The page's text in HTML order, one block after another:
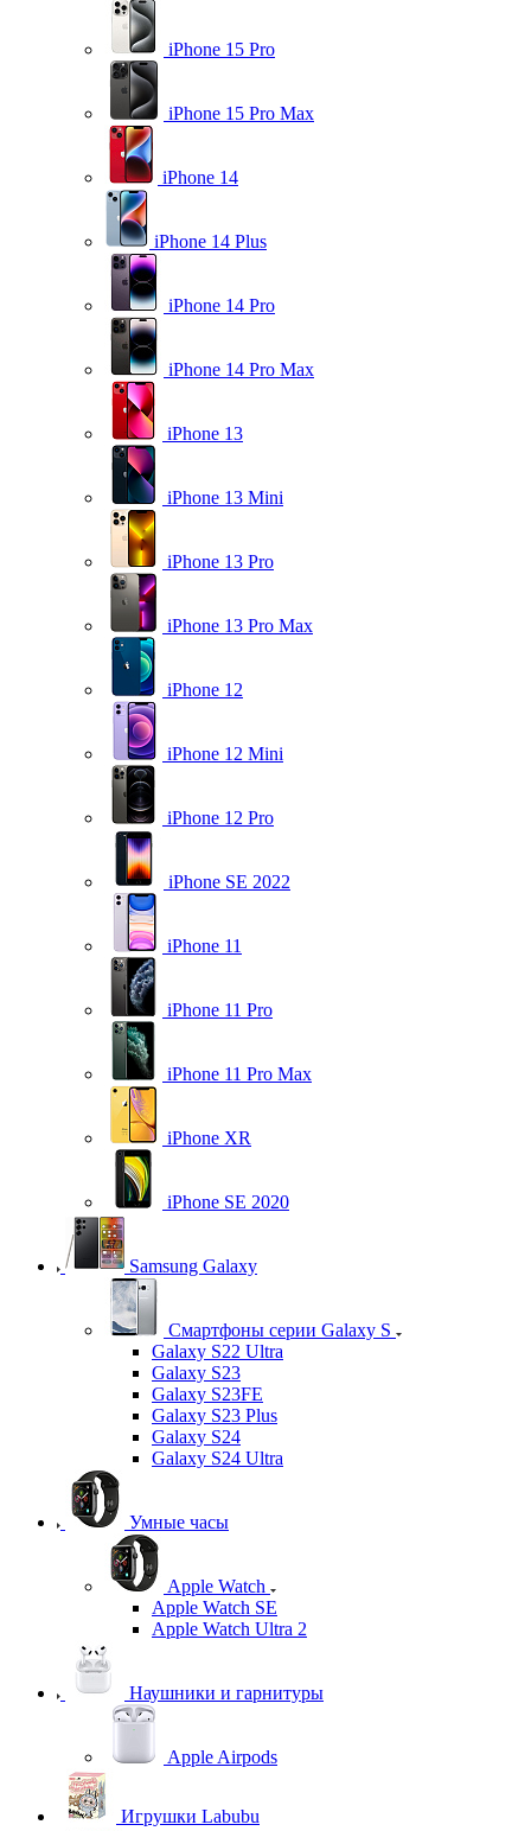
iPhone 15 Pro
iPhone 15 Pro Max
iPhone 14
iPhone 14 Plus
iPhone 14 Pro
iPhone 14 Pro Max
iPhone 13
iPhone 13 Mini
iPhone 13 Pro
iPhone 13 Pro Max
iPhone 12
iPhone 12 Mini
iPhone 12 Pro
iPhone SE 2022
iPhone 11
iPhone 11 Pro
iPhone 11 Pro Max
iPhone XR
iPhone SE 2020
Samsung Galaxy
Смартфоны серии Galaxy S
Galaxy S22 Ultra
Galaxy S23
Galaxy S23FE
Galaxy S23 Plus
Galaxy S24
Galaxy S24 Ultra
Умные часы
Apple Watch
Apple Watch SE
Apple Watch Ultra 2
Наушники и гарнитуры
Apple Airpods
Игрушки Labubu